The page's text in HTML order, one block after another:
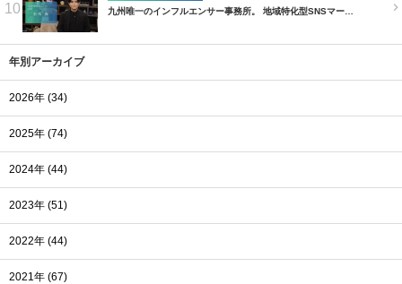
10 九州唯一のインフルエンサー事務所。 地域特化型SNSマー…
年別アーカイブ
2026年 (34)
2025年 (74)
2024年 (44)
2023年 (51)
2022年 (44)
2021年 (67)